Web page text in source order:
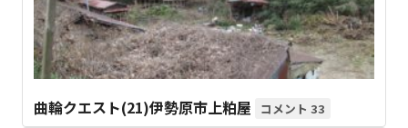
曲輪クエスト(21)伊勢原市上粕屋 33